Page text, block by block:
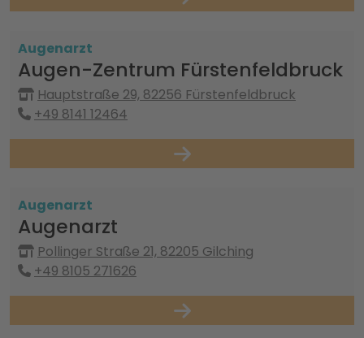
Augenarzt
Augen-Zentrum Fürstenfeldbruck
Hauptstraße 29, 82256 Fürstenfeldbruck
+49 8141 12464
Augenarzt
Augenarzt
Pollinger Straße 21, 82205 Gilching
+49 8105 271626